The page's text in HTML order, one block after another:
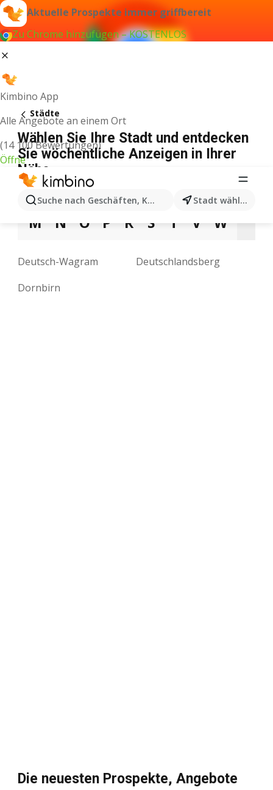
Aktuelle Prospekte immer griffbereit
Zu Chrome hinzufügen – KOSTENLOS
Kimbino App
Alle Angebote an einem Ort
(14 100 Bewertungen)
Öffne
Suche nach Geschäften, Kategorien, Produkten...
Stadt wählen
Städte
Wählen Sie Ihre Stadt und entdecken
Sie wöchentliche Anzeigen in Ihrer
Nähe
A B D E F G I J
M
N O P R S T V W Z
Deutsch-Wagram
Deutschlandsberg
Dornbirn
Die neuesten Prospekte, Angebote